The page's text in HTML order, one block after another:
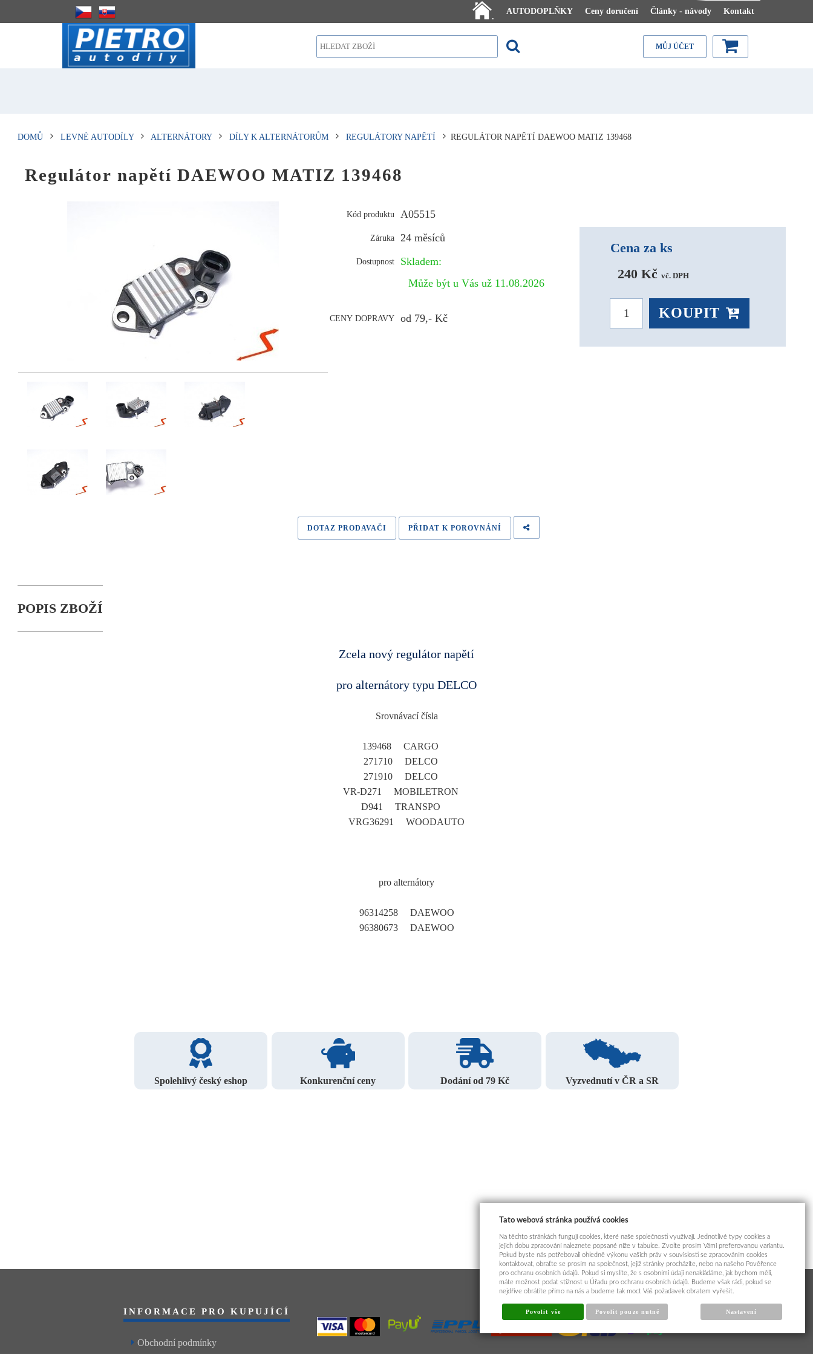
.
AUTODOPLŇKY Ceny doručení Články - návody Kontakt
MŮJ ÚČET
DOMŮ LEVNÉ AUTODÍLY ALTERNÁTORY DÍLY K ALTERNÁTORŮM REGULÁTORY NAPĚTÍ REGULÁTOR NAPĚTÍ DAEWOO MATIZ 139468
Regulátor napětí DAEWOO MATIZ 139468
Kód produktu A05515
Záruka 24 měsíců
Dostupnost
Skladem:
Může být u Vás už 11.08.2026
CENY DOPRAVY od 79,- Kč
Cena za ks
240 Kč vč. DPH
KOUPIT
DOTAZ PRODAVAČI PŘIDAT K POROVNÁNÍ
POPIS ZBOŽÍ
Zcela nový regulátor napětí
pro alternátory typu DELCO
Srovnávací čísla
139468 CARGO
271710 DELCO
271910 DELCO
VR-D271 MOBILETRON
D941 TRANSPO
VRG36291 WOODAUTO
pro alternátory
96314258 DAEWOO
96380673 DAEWOO
Spolehlivý český eshop Konkurenční ceny Dodání od 79 Kč Vyzvednutí v ČR a SR
INFORMACE PRO KUPUJÍCÍ
Obchodní podmínky
Tato webová stránka používá cookies
Na těchto stránkách fungují cookies, které naše společnosti využívají. Jednotlivé typy cookies a
jejich dobu zpracování naleznete popsané níže v tabulce. Zvolte prosím Vámi preferovanou variantu.
Pokud byste nás potřebovali ohledně výkonu vašich práv v souvislosti se zpracováním cookies
kontaktovat, obraťte se prosím na společnost, jejíž stránky procházíte, nebo na našeho Pověřence
pro ochranu osobních údajů. Pokud si myslíte, že s osobními údaji nenakládáme, jak bychom měli,
máte možnost podat stížnost u Úřadu pro ochranu osobních údajů. Budeme však rádi, pokud se
nejdříve obrátíte přímo na nás a budeme tak moct Váš požadavek obratem vyřešit.
Povolit vše Povolit pouze nutné Nastavení